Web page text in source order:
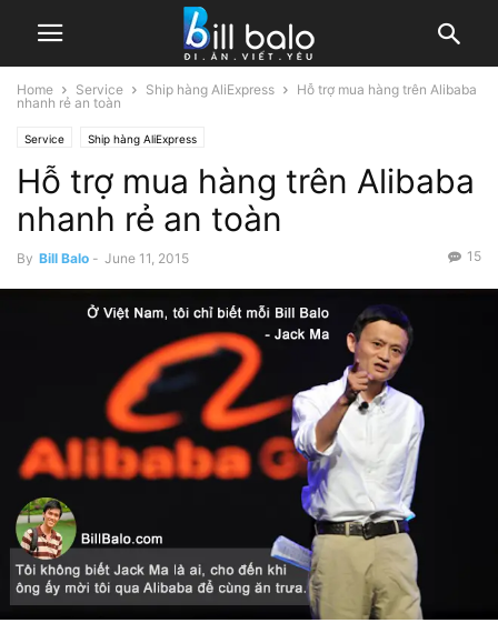
Home Service Ship hàng AliExpress
Hỗ trợ mua hàng trên Alibaba
nhanh rẻ an toàn
Service Ship hàng AliExpress
Hỗ trợ mua hàng trên Alibaba
nhanh rẻ an toàn
By Bill Balo - June 11, 2015 15